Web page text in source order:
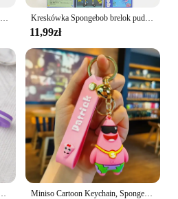
PU skóra miękka pianka gąbka brelok do kluczy piłka nożna koszykówka piłka nożna wycisnąć piłka antystresowa zabawki antystresowe piłka Fidget Toy Kreskówka Spongebob brelok pudełko z niespodzianką Krabby Patty seria figurka lalki breloki figurki Anime niespodzianka torba breloczek
11,99zł
Miniso Cartoon Keychain, Spongebob Squarepants, Big Star Akcesoria, Brelok do kluczy samochodowych, Wykwintny mały prezent, Plecak wisiorek